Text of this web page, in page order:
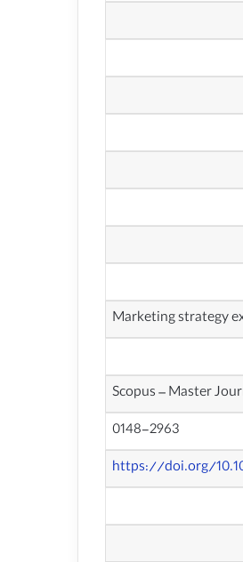
Marketing strategy
Scopus – Master
0148-2963
https://doi.org/